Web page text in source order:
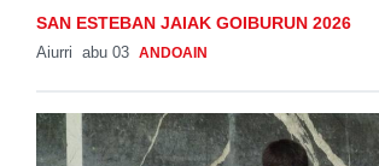
SAN ESTEBAN JAIAK GOIBURUN 2026
Aiurri abu 03 ANDOAIN